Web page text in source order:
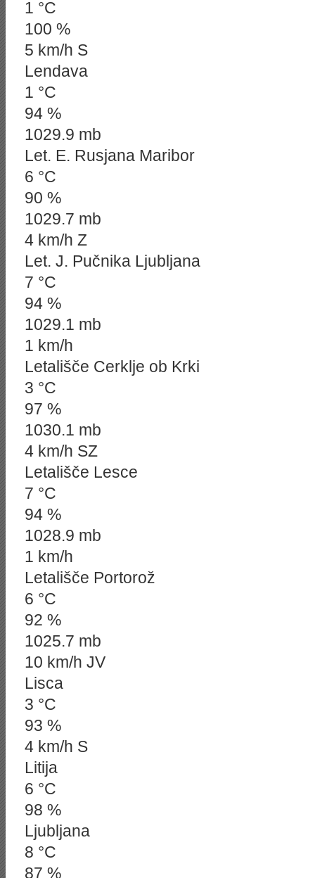
1 °C
100 %
5 km/h S
Lendava
1 °C
94 %
1029.9 mb
Let. E. Rusjana Maribor
6 °C
90 %
1029.7 mb
4 km/h Z
Let. J. Pučnika Ljubljana
7 °C
94 %
1029.1 mb
1 km/h
Letališče Cerklje ob Krki
3 °C
97 %
1030.1 mb
4 km/h SZ
Letališče Lesce
7 °C
94 %
1028.9 mb
1 km/h
Letališče Portorož
6 °C
92 %
1025.7 mb
10 km/h JV
Lisca
3 °C
93 %
4 km/h S
Litija
6 °C
98 %
Ljubljana
8 °C
87 %